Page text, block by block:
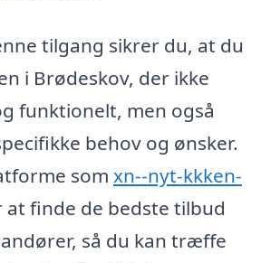
tilgang sikrer du, at du
i Brødeskov, der ikke
funktionelt, men også
behov og ønsker.
som xn--nyt-kkken-
at finde de bedste tilbud
så du kan træffe